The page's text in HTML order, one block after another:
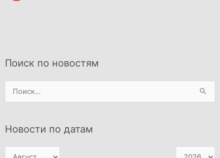
Поиск по новостям
Поиск:
Новости по датам